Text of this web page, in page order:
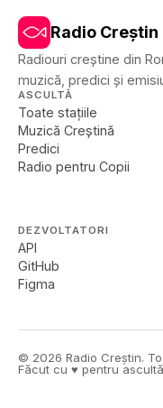
Radio Creștin
Radiouri creștine din
muzică, predici și
ASCULTĂ
Toate stațiile
Muzică Creștină
Predici
Radio pentru Copii
DEZVOLTATORI
API
GitHub
Figma
© 2026 Radio Creștin.
Făcut cu ♥ pentru